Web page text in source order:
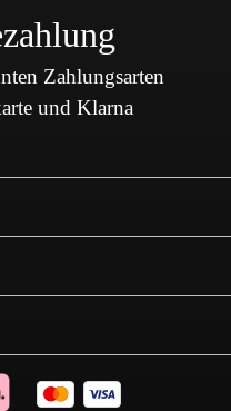
Zahlungsarten
und Klarna